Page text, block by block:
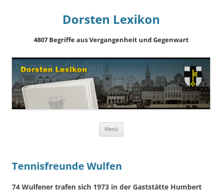
Dorsten Lexikon
4807 Begriffe aus Vergangenheit und Gegenwart
Menü
Tennisfreunde Wulfen
74 Wulfener trafen sich 1973 in der Gaststätte Humbert